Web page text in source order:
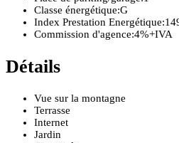
Classe énergétique:G
Index Prestation Energétique:
Commission d'agence:4%+IVA
Détails
Vue sur la montagne
Terrasse
Internet
Jardin